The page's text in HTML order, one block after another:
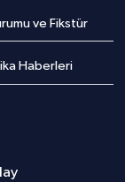
ve Fikstür
Haberleri